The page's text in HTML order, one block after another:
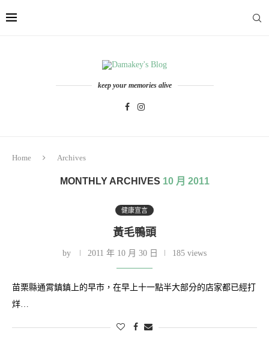
keep your memories alive
Home Archives
MONTHLY ARCHIVES 10 月 2011
健康宣言
黃毛鴨頭
by 2011 年 10 月 30 日 185 views
苗栗縣通霄鎮鎮上的早市，在早上十一點半大部分的店家都已經打
烊…